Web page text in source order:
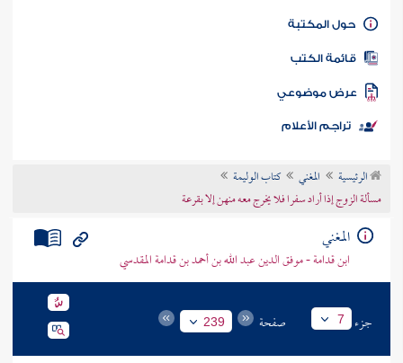
كتاب الأمة
المكتبة
الكتب
موضوعي
تراجم الأعلام
الرئيسية المغني
كتاب الوليمة
مسألة الزوج إذا أراد سفرا فلا يخرج معه منهن إلا بقرعة
المغني
ابن قدامة - موفق الدين عبد الله بن أحمد بن قدامة المقدسي
جزء 7 صفحة 239